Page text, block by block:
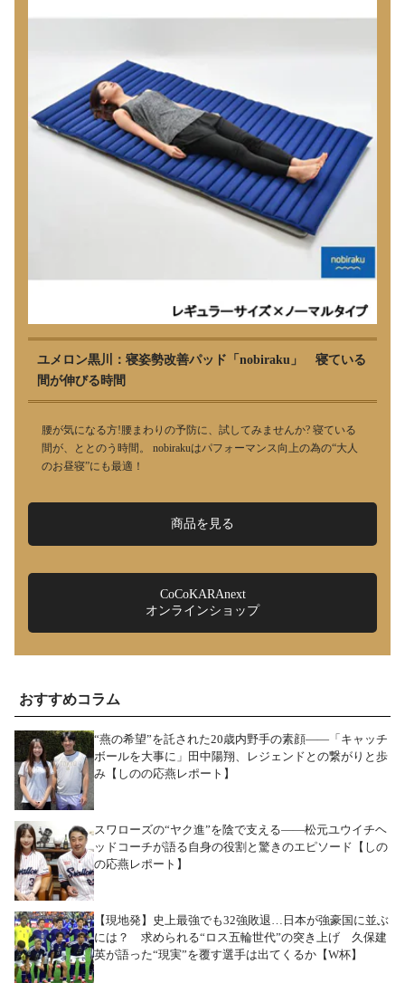
ユメロン黒川：寝姿勢改善パッド「nobiraku」 寝ている
間が伸びる時間
腰が気になる方!腰まわりの予防に、試してみませんか? 寝ている
間が、ととのう時間。 nobirakuはパフォーマンス向上の為の“大人
のお昼寝”にも最適！
商品を見る
CoCoKARAnext
オンラインショップ
おすすめコラム
“燕の希望”を託された20歳内野手の素顔――「キャッチ
ボールを大事に」田中陽翔、レジェンドとの繋がりと歩
み【しのの応燕レポート】
スワローズの“ヤク進”を陰で支える――松元ユウイチヘ
ッドコーチが語る自身の役割と驚きのエピソード【しの
の応燕レポート】
【現地発】史上最強でも32強敗退…日本が強豪国に並ぶ
には？ 求められる“ロス五輪世代”の突き上げ 久保建
英が語った“現実”を覆す選手は出てくるか【W杯】